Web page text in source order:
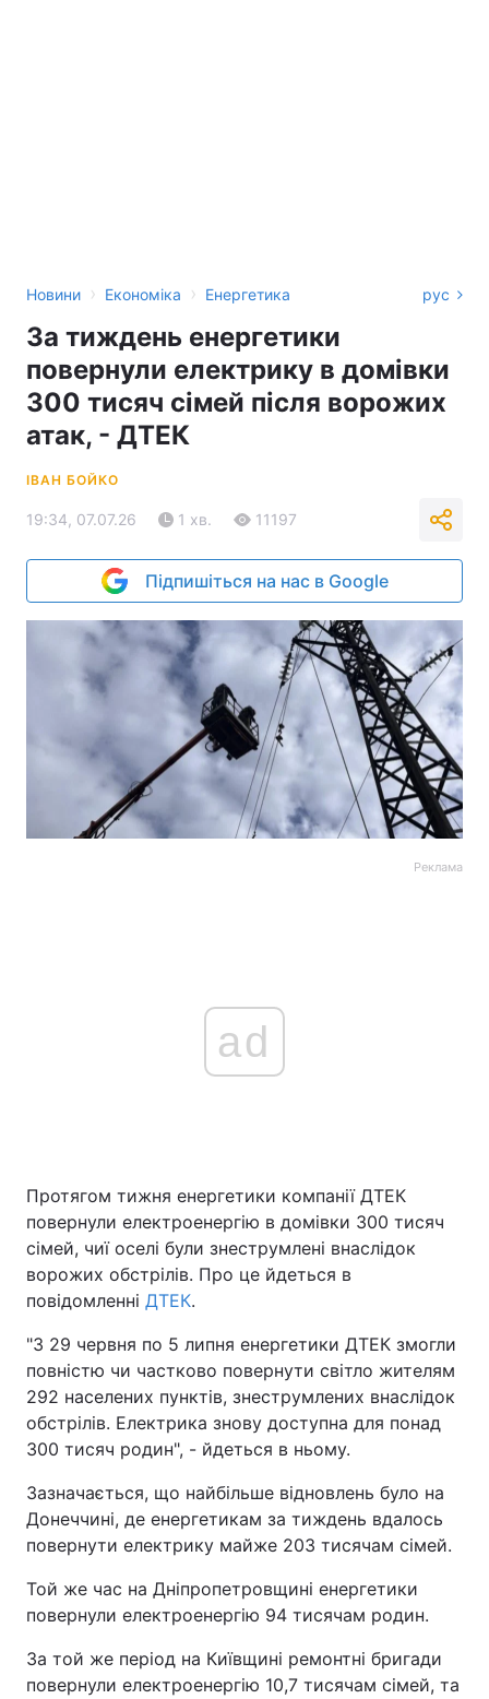
Новини › Економіка › Енергетика рус
За тиждень енергетики
повернули електрику в домівки
300 тисяч сімей після ворожих
атак, - ДТЕК
ІВАН БОЙКО
19:34, 07.07.26 1 хв. 11197
Підпишіться на нас в Google
Реклама
ad
Протягом тижня енергетики компанії ДТЕК
повернули електроенергію в домівки 300 тисяч
сімей, чиї оселі були знеструмлені внаслідок
ворожих обстрілів. Про це йдеться в
повідомленні ДТЕК.
"З 29 червня по 5 липня енергетики ДТЕК змогли
повністю чи частково повернути світло жителям
292 населених пунктів, знеструмлених внаслідок
обстрілів. Електрика знову доступна для понад
300 тисяч родин", - йдеться в ньому.
Зазначається, що найбільше відновлень було на
Донеччині, де енергетикам за тиждень вдалось
повернути електрику майже 203 тисячам сімей.
Той же час на Дніпропетровщині енергетики
повернули електроенергію 94 тисячам родин.
За той же період на Київщині ремонтні бригади
повернули електроенергію 10,7 тисячам сімей, та